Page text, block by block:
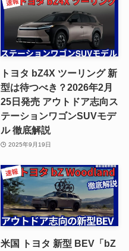
トヨタ bZ4X ツーリング 新
型は待つべき？2026年2月
25日発売 アウトドア志向ス
テーションワゴンSUVモデ
ル 徹底解説
2025年9月19日
米国 トヨタ 新型 BEV「bZ